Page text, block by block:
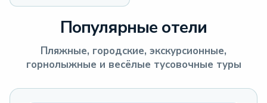
Популярные отели
Пляжные, городские, экскурсионные,
горнолыжные и весёлые тусовочные туры